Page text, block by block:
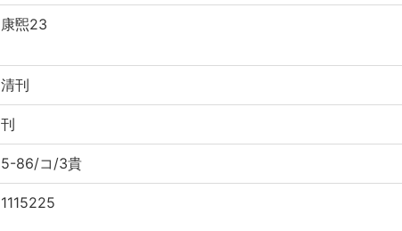
康煕23
清刊
刊
5-86/コ/3貴
1115225